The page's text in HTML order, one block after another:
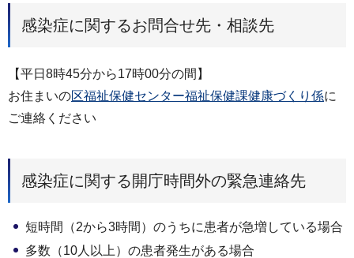
感染症に関するお問合せ先・相談先
【平日8時45分から17時00分の間】
お住まいの区福祉保健センター福祉保健課健康づくり係に
ご連絡ください
感染症に関する開庁時間外の緊急連絡先
短時間（2から3時間）のうちに患者が急増している場合
多数（10人以上）の患者発生がある場合